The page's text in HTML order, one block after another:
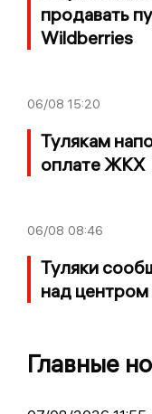
продавать
Wildberries
06/08 15:20
Тулякам
оплате ЖКХ
06/08 08:46
Туляки
над
Главные